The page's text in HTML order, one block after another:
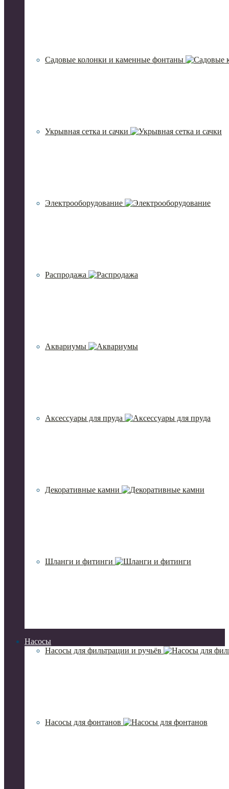
Садовые колонки и каменные фонтаны
Укрывная сетка и сачки
Электрооборудование
Распродажа
Аквариумы
Аксессуары для пруда
Декоративные камни
Шланги и фитинги
Насосы
Насосы для фильтрации и ручьёв
Насосы для фонтанов